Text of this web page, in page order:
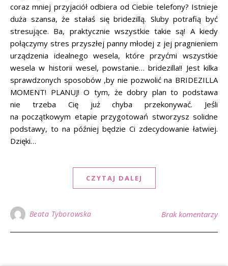
coraz mniej przyjaciół odbiera od Ciebie telefony? Istnieje
duża szansa, że stałaś się bridezillą. Sluby potrafią być
stresujące. Ba, praktycznie wszystkie takie są! A kiedy
połączymy stres przyszłej panny młodej z jej pragnieniem
urządzenia idealnego wesela, które przyćmi wszystkie
wesela w historii wesel, powstanie… bridezilla!! Jest kilka
sprawdzonych sposobów ,by nie pozwolić na BRIDEZILLA
MOMENT! PLANUJ! O tym, że dobry plan to podstawa
nie trzeba Cię już chyba przekonywać. Jeśli
na początkowym etapie przygotowań stworzysz solidne
podstawy, to na później będzie Ci zdecydowanie łatwiej.
Dzięki…
CZYTAJ DALEJ
Beata Tyborowska Brak komentarzy